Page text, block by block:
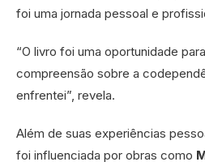
foi uma jornada pessoal e
“O livro foi uma oportunidade
compreensão sobre a
enfrentei”, revela.
Além de suas experiências
foi influenciada por obras como